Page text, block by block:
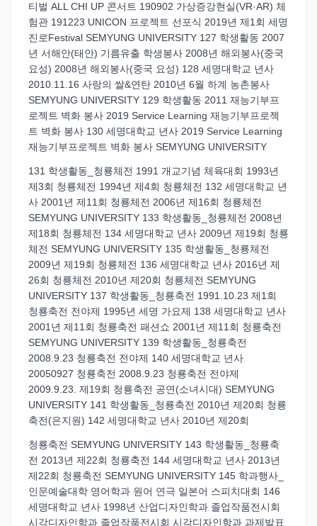
티벌 ALL CHI UP 콘서트 190902 가상증강현실(VR·AR) 체
험관 191223 UNICON 프로젝트 선포식 2019년 제1회 세명
진로Festival SEMYUNG UNIVERSITY 127 학생활동 2007
년 서해안(태안) 기름유출 학생봉사 2008년 해외봉사(중국
요성) 2008년 해외봉사(중국 요성) 128 세명대학교 년사
2010.11.16 사랑의 쌀&연탄 2010년 6월 하계 농촌봉사
SEMYUNG UNIVERSITY 129 학생활동 2011 재능기부프
로젝트 벽화 봉사 2019 Service Learning 재능기부프로젝
트 벽화 봉사 130 세명대학교 년사 2019 Service Learning
재능기부프로젝트 벽화 봉사 SEMYUNG UNIVERSITY
131 학생활동_청룡체전 1991 개교기념 체육대회 1993년
제3회 청룡체전 1994년 제4회 청룡체전 132 세명대학교 년
사 2001년 제11회 청룡체전 2006년 제16회 청룡체전
SEMYUNG UNIVERSITY 133 학생활동_청룡체전 2008년
제18회 청룡체전 134 세명대학교 년사 2009년 제19회 청룡
체전 SEMYUNG UNIVERSITY 135 학생활동_청룡체전
2009년 제19회 청룡체전 136 세명대학교 년사 2016년 제
26회 청룡체전 2010년 제20회 청룡체전 SEMYUNG
UNIVERSITY 137 학생활동_청룡축전 1991.10.23 제1회
청룡축전 전야제 1995년 세명 가요제 138 세명대학교 년사
2001년 제11회 청룡축전 패션쇼 2001년 제11회 청룡축전
SEMYUNG UNIVERSITY 139 학생활동_청룡축전
2008.9.23 청룡축전 전야제 140 세명대학교 년사
20050927 청룡축전 2008.9.23 청룡축전 전야제
2009.9.23. 제19회 청룡축전 공연(소녀시대) SEMYUNG
UNIVERSITY 141 학생활동_청룡축전 2010년 제20회 청룡
축전(은지원) 142 세명대학교 년사 2010년 제20회
청룡축전 SEMYUNG UNIVERSITY 143 학생활동_청룡축
전 2013년 제22회 청룡축전 144 세명대학교 년사 2013년
제22회 청룡축전 SEMYUNG UNIVERSITY 145 학과행사_
인문예술대학 영어학과 원어 연극 일본어 스피치대회 146
세명대학교 년사 1998년 산업디자인학과 졸업작품전시회
시각디자인학과 졸업작품전시회 시각디자인학과 과제발표